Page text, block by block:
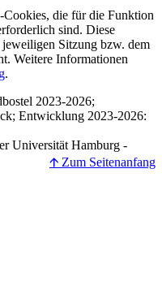
die für die Funktion
sind. Diese
Sitzung bzw. dem
Weitere Informationen
.
2023-2026;
Entwicklung 2023-2026:
Universität Hamburg -
🡩 Zum Seitenanfang